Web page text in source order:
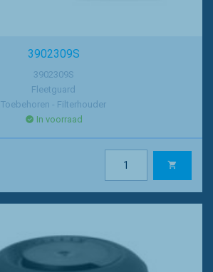
3902309S
3902309S
Fleetguard
Toebehoren - Filterhouder
In voorraad